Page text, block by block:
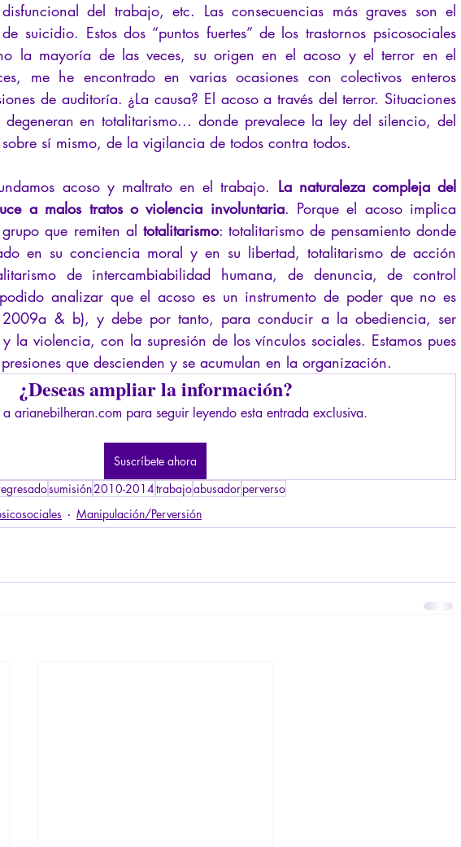
del trabajo, etc. Las consecuencias más graves son el
suicidio. Estos dos “puntos fuertes” de los trastornos psicosociales
la mayoría de las veces, su origen en el acoso y el terror en el
me he encontrado en varias ocasiones con colectivos enteros
de auditoría. ¿La causa? El acoso a través del terror. Situaciones
degeneran en totalitarismo... donde prevalece la ley del silencio, del
sí mismo, de la vigilancia de todos contra todos.
acoso y maltrato en el trabajo. La naturaleza compleja del
a malos tratos o violencia involuntaria. Porque el acoso implica
que remiten al totalitarismo: totalitarismo de pensamiento donde
en su conciencia moral y en su libertad, totalitarismo de acción
de intercambiabilidad humana, de denuncia, de control
analizar que el acoso es un instrumento de poder que no es
& b), y debe por tanto, para conducir a la obediencia, ser
la violencia, con la supresión de los vínculos sociales. Estamos pues
que descienden y se acumulan en la organización.
¿Deseas ampliar la información?
a arianebilheran.com para seguir leyendo esta entrada exclusiva.
Suscríbete ahora
sumisión2010-2014trabajoabusadorperverso
Manipulación/Perversión